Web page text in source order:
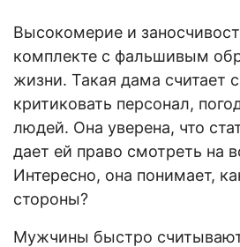
Высокомерие и
комплекте с фальшивым
жизни. Такая дама считает
критиковать персонал,
людей. Она уверена, что
дает ей право смотреть на
Интересно, она понимает,
стороны?
Мужчины быстро